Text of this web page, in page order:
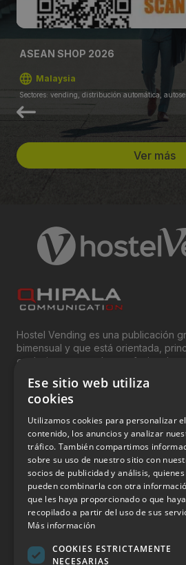
ASEAN SHOP 2026
Malaysia
Sectores: vending, distribución automática,
Ver más
Hostel Vending es una publicación
bimensual y que está orientada,
exclusivamente, a los profesionales
del “Vending”; nombre con el que
genéricamente entre profesionales
productos y servicios a través de
INFORMACIÓN LEGAL
Aviso Legal
Política de Privacidad
Política de Cookies
Política de calidad y seguridad de la
Contacto
Ese sitio web utiliza
cookies
Utilizamos cookies para personalizar el
contenido, los anuncios y analizar
tráfico. También compartimos
sobre su uso de nuestro sitio con
socios de publicidad y análisis, quienes
pueden combinarla con otra
que les haya proporcionado o que
recopilado a partir del uso de sus
Más información
COOKIES ESTRICTAMENTE
NECESARIAS